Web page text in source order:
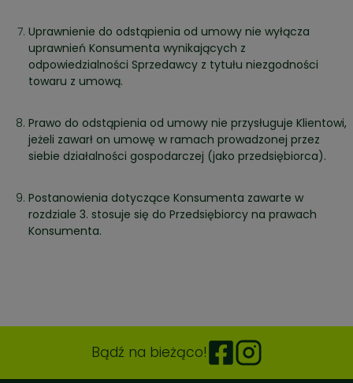
Uprawnienie do odstąpienia od umowy nie wyłącza
uprawnień Konsumenta wynikających z
odpowiedzialności Sprzedawcy z tytułu niezgodności
towaru z umową.
Prawo do odstąpienia od umowy nie przysługuje Klientowi,
jeżeli zawarł on umowę w ramach prowadzonej przez
siebie działalności gospodarczej (jako przedsiębiorca).
Postanowienia dotyczące Konsumenta zawarte w
rozdziale 3. stosuje się do Przedsiębiorcy na prawach
Konsumenta.
Bądź na bieżąco!